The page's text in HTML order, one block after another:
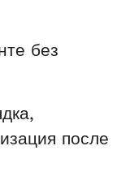
без
после